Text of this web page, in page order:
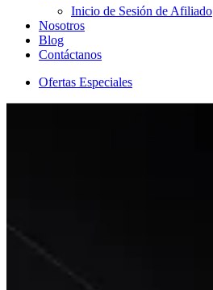
Inicio de Sesión de Afiliado
Nosotros
Blog
Contáctanos
Ofertas Especiales